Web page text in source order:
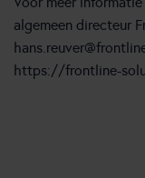
algemeen directeur
https://frontline-